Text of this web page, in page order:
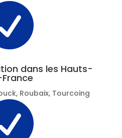
dans les Hauts-
Roubaix, Tourcoing